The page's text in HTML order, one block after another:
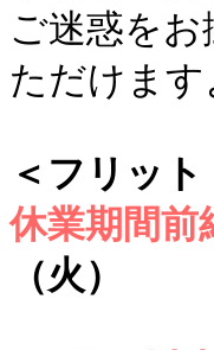
ご迷惑を
ただけま
＜フリッ
休業期間
（火）